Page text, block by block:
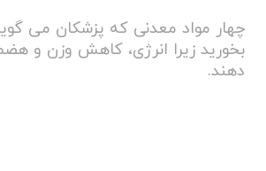
چهار مواد معدنی که پزشکان می
بخورید زیرا انرژی، کاهش وزن و
دهند.